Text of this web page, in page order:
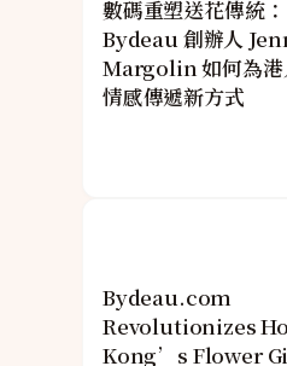
數碼重塑送花傳統：
Bydeau 創辦人
Margolin 如何為港
情感傳遞新方式
Bydeau.com
Revolutionizes
Kong’s Flower